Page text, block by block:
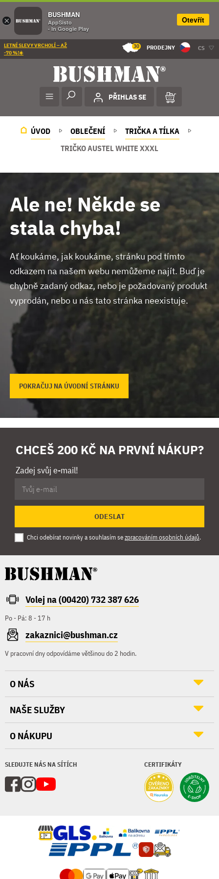
LETNÍ SLEVY VRCHOLÍ – AŽ
-70 %!☀️
30 PRODEJNY CS
PŘIHLAS SE
ÚVOD OBLEČENÍ
TRIČKA A TÍLKA
TRIČKO AUSTEL WHITE XXXL
Ale ne! Někde se
stala chyba!
Ať koukáme, jak koukáme, stránku pod tímto
odkazem na našem webu nemůžeme najít. Buď je
chybně zadaný odkaz, nebo je požadovaný produkt
vyprodán, nebo u nás tato stránka neexistuje.
POKRAČUJ NA ÚVODNÍ STRÁNKU
CHCEŠ 200 KČ NA PRVNÍ NÁKUP?
Zadej svůj e-mail!
ODESLAT
Chci odebírat novinky a souhlasím sezpracováním osobních údajů.
Volej na (00420) 732 387 626
Po - Pá: 8 - 17 h
zakaznici@bushman.cz
V pracovní dny odpovídáme většinou do 2 hodin.
SLEDUJTE NÁS NA SÍTÍCH CERTIFIKÁTY
O NÁS
NAŠE SLUŽBY
O NÁKUPU
×
BUSHMAN
AppSisto
- In Google Play
Otevřít